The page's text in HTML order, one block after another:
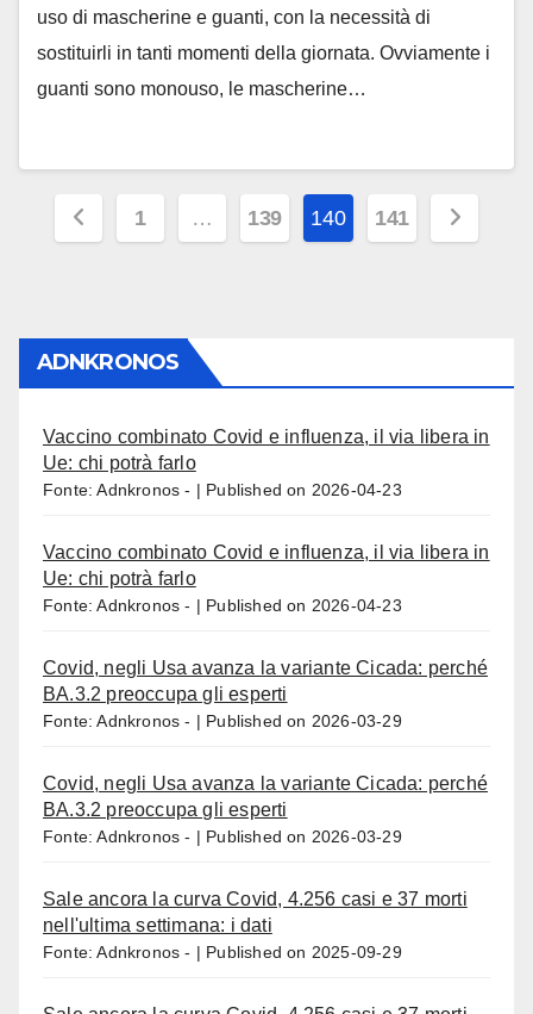
uso di mascherine e guanti, con la necessità di
sostituirli in tanti momenti della giornata. Ovviamente i
guanti sono monouso, le mascherine…
Navigazione
1 … 139 140 141
ADNKRONOS
Vaccino combinato Covid e influenza, il via libera in
Ue: chi potrà farlo
Fonte: Adnkronos - Published on 2026-04-23
Vaccino combinato Covid e influenza, il via libera in
Ue: chi potrà farlo
Fonte: Adnkronos - Published on 2026-04-23
Covid, negli Usa avanza la variante Cicada: perché
BA.3.2 preoccupa gli esperti
Fonte: Adnkronos - Published on 2026-03-29
Covid, negli Usa avanza la variante Cicada: perché
BA.3.2 preoccupa gli esperti
Fonte: Adnkronos - Published on 2026-03-29
Sale ancora la curva Covid, 4.256 casi e 37 morti
nell'ultima settimana: i dati
Fonte: Adnkronos - Published on 2025-09-29